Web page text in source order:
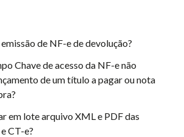
de NF-e de devolução?
Chave de acesso da NF-e não
de um título a pagar ou nota
em lote arquivo XML e PDF das
CT-e?